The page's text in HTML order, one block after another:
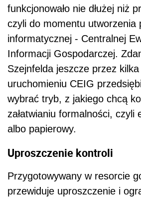
funkcjonowało nie dłużej niż
czyli do momentu utworzenia
informatycznej - Centralnej
Informacji Gospodarczej.
Szejnfelda jeszcze przez
uruchomieniu CEIG
wybrać tryb, z jakiego chcą
załatwianiu formalności, czyli
albo papierowy.
Uproszczenie kontroli
Przygotowywany w resorcie
przewiduje uproszczenie i